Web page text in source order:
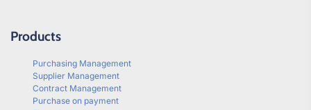
Products
Purchasing Management
Supplier Management
Contract Management
Purchase on payment